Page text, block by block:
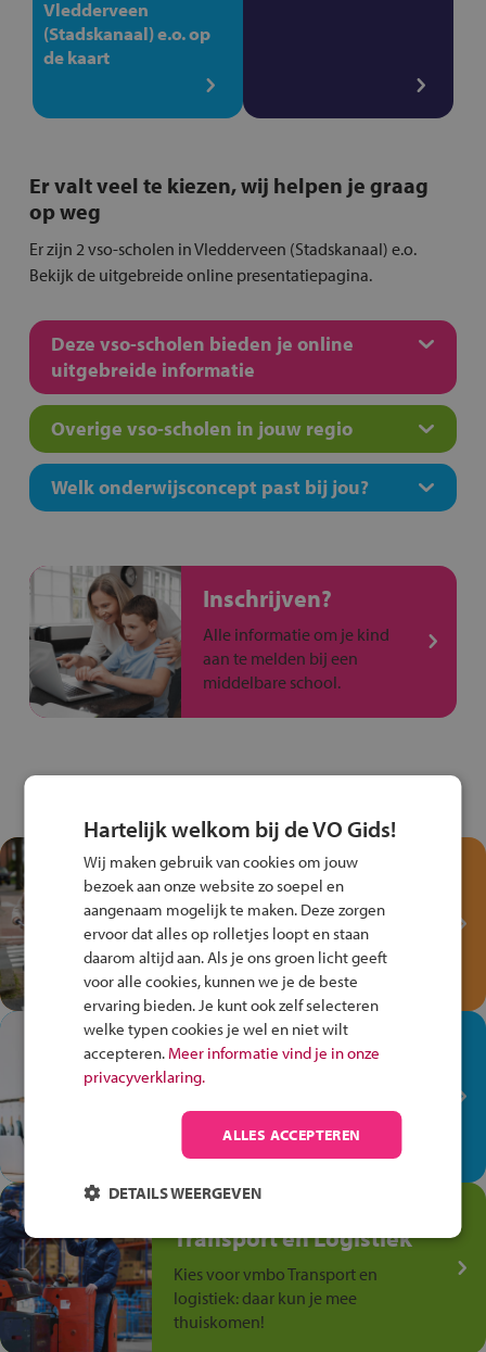
Vledderveen
(Stadskanaal) e.o. op
de kaart
Er valt veel te kiezen, wij helpen je graag
op weg
Er zijn 2 vso-scholen in Vledderveen (Stadskanaal) e.o.
Bekijk de uitgebreide online presentatiepagina.
Deze vso-scholen bieden je online
uitgebreide informatie
Overige vso-scholen in jouw regio
Welk onderwijsconcept past bij jou?
Inschrijven?
Alle informatie om je kind
aan te melden bij een
middelbare school.
Test je kennis met het
Fiets Veilig
Verkeersspel!
Speel het Fiets Veilig Verkeersspel
en win een Cortina-fiets!
In de winkel ben je op je
plek!
op de winkelvloer, waar elke dag
anders is!
Transport en Logistiek
Kies voor vmbo Transport en
logistiek: daar kun je mee
thuiskomen!
Hartelijk welkom bij de VO Gids!
Wij maken gebruik van cookies om jouw
bezoek aan onze website zo soepel en
aangenaam mogelijk te maken. Deze zorgen
ervoor dat alles op rolletjes loopt en staan
daarom altijd aan. Als je ons groen licht geeft
voor alle cookies, kunnen we je de beste
ervaring bieden. Je kunt ook zelf selecteren
welke typen cookies je wel en niet wilt
accepteren. Meer informatie vind je in onze
privacyverklaring.
ALLES ACCEPTEREN
DETAILS WEERGEVEN